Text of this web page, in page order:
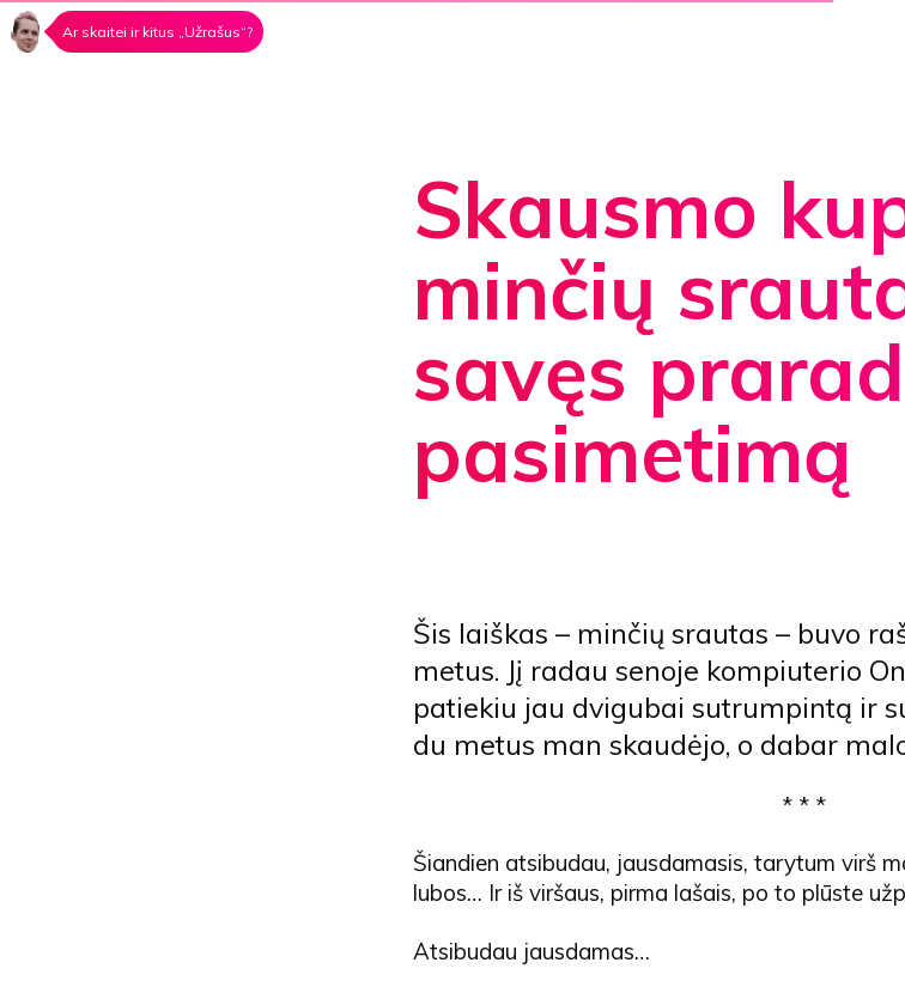
Ar skaitei ir kitus „Užrašus“?
Skausmo
minčių
savęs
pasimetimą
Šis laiškas – minčių srautas – buvo
metus. Jį radau senoje kompiuterio
patiekiu jau dvigubai sutrumpintą ir
du metus man skaudėjo, o dabar
* * *
Šiandien atsibudau, jausdamasis, tarytum virš
lubos… Ir iš viršaus, pirma lašais, po to plūste
Atsibudau jausdamas…